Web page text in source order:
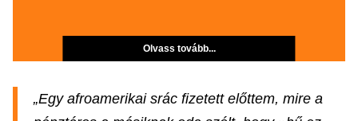
Olvass tovább...
„Egy afroamerikai srác fizetett előttem, mire a